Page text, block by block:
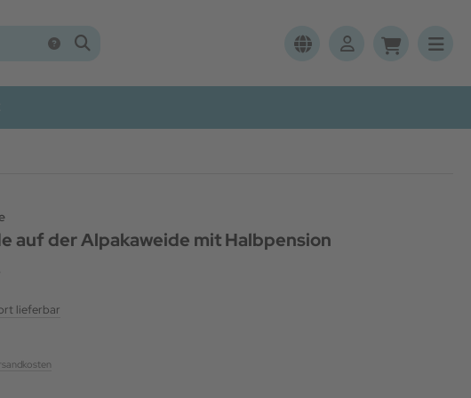
auf der Alpakaweide mit Halbpension
lieferbar